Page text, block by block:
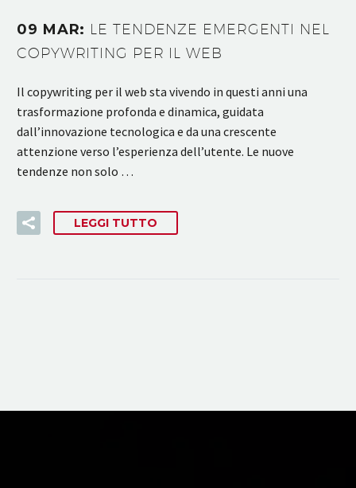
09 MAR: LE TENDENZE EMERGENTI NEL
COPYWRITING PER IL WEB
Il copywriting per il web sta vivendo in questi anni una
trasformazione profonda e dinamica, guidata
dall’innovazione tecnologica e da una crescente
attenzione verso l’esperienza dell’utente. Le nuove
tendenze non solo …
LEGGI TUTTO